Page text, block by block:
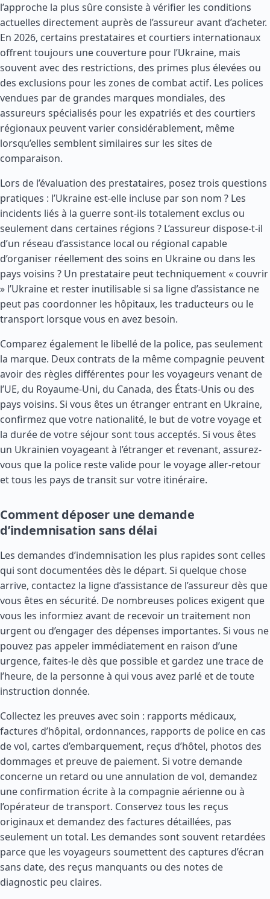
l’approche la plus sûre consiste à vérifier les conditions
actuelles directement auprès de l’assureur avant d’acheter.
En 2026, certains prestataires et courtiers internationaux
offrent toujours une couverture pour l’Ukraine, mais
souvent avec des restrictions, des primes plus élevées ou
des exclusions pour les zones de combat actif. Les polices
vendues par de grandes marques mondiales, des
assureurs spécialisés pour les expatriés et des courtiers
régionaux peuvent varier considérablement, même
lorsqu’elles semblent similaires sur les sites de
comparaison.
Lors de l’évaluation des prestataires, posez trois questions
pratiques : l’Ukraine est-elle incluse par son nom ? Les
incidents liés à la guerre sont-ils totalement exclus ou
seulement dans certaines régions ? L’assureur dispose-t-il
d’un réseau d’assistance local ou régional capable
d’organiser réellement des soins en Ukraine ou dans les
pays voisins ? Un prestataire peut techniquement « couvrir
» l’Ukraine et rester inutilisable si sa ligne d’assistance ne
peut pas coordonner les hôpitaux, les traducteurs ou le
transport lorsque vous en avez besoin.
Comparez également le libellé de la police, pas seulement
la marque. Deux contrats de la même compagnie peuvent
avoir des règles différentes pour les voyageurs venant de
l’UE, du Royaume-Uni, du Canada, des États-Unis ou des
pays voisins. Si vous êtes un étranger entrant en Ukraine,
confirmez que votre nationalité, le but de votre voyage et
la durée de votre séjour sont tous acceptés. Si vous êtes
un Ukrainien voyageant à l’étranger et revenant, assurez-
vous que la police reste valide pour le voyage aller-retour
et tous les pays de transit sur votre itinéraire.
Comment déposer une demande
d’indemnisation sans délai
Les demandes d’indemnisation les plus rapides sont celles
qui sont documentées dès le départ. Si quelque chose
arrive, contactez la ligne d’assistance de l’assureur dès que
vous êtes en sécurité. De nombreuses polices exigent que
vous les informiez avant de recevoir un traitement non
urgent ou d’engager des dépenses importantes. Si vous ne
pouvez pas appeler immédiatement en raison d’une
urgence, faites-le dès que possible et gardez une trace de
l’heure, de la personne à qui vous avez parlé et de toute
instruction donnée.
Collectez les preuves avec soin : rapports médicaux,
factures d’hôpital, ordonnances, rapports de police en cas
de vol, cartes d’embarquement, reçus d’hôtel, photos des
dommages et preuve de paiement. Si votre demande
concerne un retard ou une annulation de vol, demandez
une confirmation écrite à la compagnie aérienne ou à
l’opérateur de transport. Conservez tous les reçus
originaux et demandez des factures détaillées, pas
seulement un total. Les demandes sont souvent retardées
parce que les voyageurs soumettent des captures d’écran
sans date, des reçus manquants ou des notes de
diagnostic peu claires.